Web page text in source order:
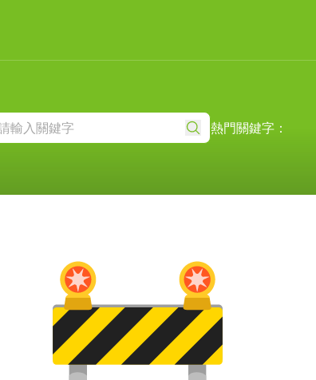
熱門關鍵字：